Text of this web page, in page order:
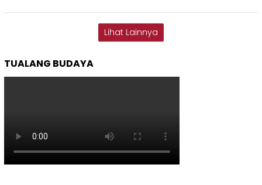
Lihat Lainnya
TUALANG BUDAYA